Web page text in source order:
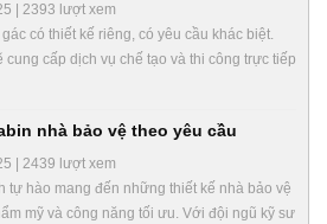
| 2393 lượt xem
có thiết kế riêng, có yêu cầu khác biệt.
cung cấp dịch vụ chế tạo và thi công trực tiếp
nhà bảo vệ theo yêu cầu
| 2439 lượt xem
tự hào mang đến những thiết kế nhà bảo vệ
mỹ và công năng tối ưu. Với đội ngũ kỹ sư